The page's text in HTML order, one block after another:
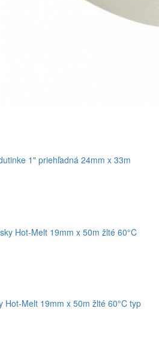
1" priehľadná 24mm x 33m
Hot-Melt 19mm x 50m žlté 60°C typ